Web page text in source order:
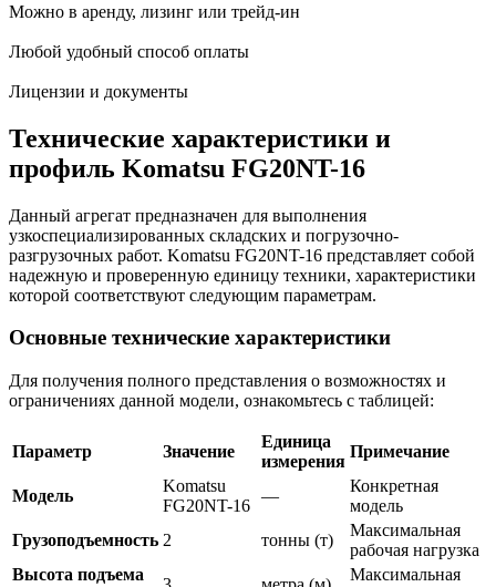
Можно в аренду, лизинг или трейд-ин
Любой удобный способ оплаты
Лицензии и документы
Технические характеристики и
профиль Komatsu FG20NT-16
Данный агрегат предназначен для выполнения
узкоспециализированных складских и погрузочно-
разгрузочных работ. Komatsu FG20NT-16 представляет собой
надежную и проверенную единицу техники, характеристики
которой соответствуют следующим параметрам.
Основные технические характеристики
Для получения полного представления о возможностях и
ограничениях данной модели, ознакомьтесь с таблицей:
Параметр Значение
Единица
измерения
Примечание
Модель
Komatsu
FG20NT-16
—
Конкретная
модель
Грузоподъемность 2 тонны (т)
Максимальная
рабочая нагрузка
Высота подъема
Максимальная